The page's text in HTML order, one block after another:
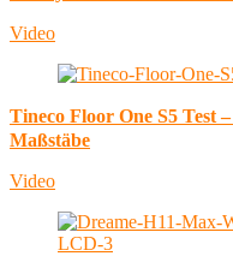
Video
Tineco Floor One S5 Test
Maßstäbe
Video